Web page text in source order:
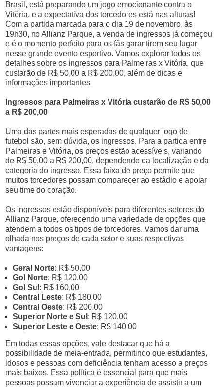
Brasil, está preparando um jogo emocionante contra o
Vitória, e a expectativa dos torcedores está nas alturas!
Com a partida marcada para o dia 19 de novembro, às
19h30, no Allianz Parque, a venda de ingressos já começou
e é o momento perfeito para os fãs garantirem seu lugar
nesse grande evento esportivo. Vamos explorar todos os
detalhes sobre os ingressos para Palmeiras x Vitória, que
custarão de R$ 50,00 a R$ 200,00, além de dicas e
informações importantes.
Ingressos para Palmeiras x Vitória custarão de R$ 50,00
a R$ 200,00
Uma das partes mais esperadas de qualquer jogo de
futebol são, sem dúvida, os ingressos. Para a partida entre
Palmeiras e Vitória, os preços estão acessíveis, variando
de R$ 50,00 a R$ 200,00, dependendo da localização e da
categoria do ingresso. Essa faixa de preço permite que
muitos torcedores possam comparecer ao estádio e apoiar
seu time do coração.
Os ingressos estão disponíveis para diferentes setores do
Allianz Parque, oferecendo uma variedade de opções que
atendem a todos os tipos de torcedores. Vamos dar uma
olhada nos preços de cada setor e suas respectivas
vantagens:
Geral Norte: R$ 50,00
Gol Norte: R$ 120,00
Gol Sul : R$ 160,00
Central Leste: R$ 180,00
Central Oeste: R$ 200,00
Superior Norte e Sul : R$ 120,00
Superior Leste e Oeste: R$ 140,00
Em todas essas opções, vale destacar que há a
possibilidade de meia-entrada, permitindo que estudantes,
idosos e pessoas com deficiência tenham acesso a preços
mais baixos. Essa política é essencial para que mais
pessoas possam vivenciar a experiência de assistir a um